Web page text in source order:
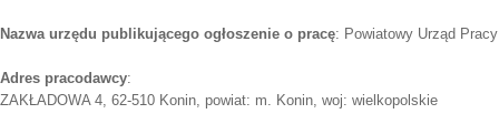
Nazwa urzędu publikującego ogłoszenie o pracę: Powiatowy Urząd
Adres pracodawcy:
ZAKŁADOWA 4, 62-510 Konin, powiat: m. Konin, woj: wielkopolskie